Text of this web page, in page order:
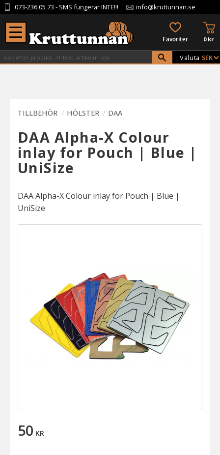
Meny
073-236 05 73 - SMS fungerar INTE!!! info@kruttunnan.se
FAVORITER 0kr
Valuta
TILLBEHÖR HÖLSTER DAA
DAA Alpha-X Colour
inlay for Pouch | Blue |
UniSize
DAA Alpha-X Colour inlay for Pouch | Blue |
UniSize
50 KR